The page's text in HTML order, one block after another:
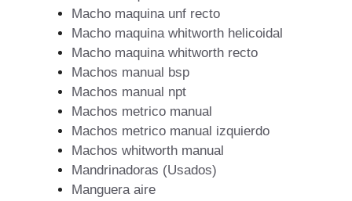
Macho maquina unf recto
Macho maquina whitworth helicoidal
Macho maquina whitworth recto
Machos manual bsp
Machos manual npt
Machos metrico manual
Machos metrico manual izquierdo
Machos whitworth manual
Mandrinadoras (Usados)
Manguera aire